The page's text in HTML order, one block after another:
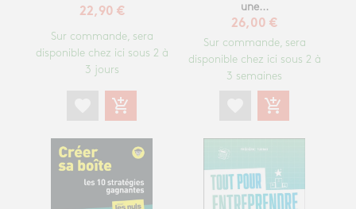
22,90 €
Sur commande, sera
disponible chez ici sous 2 à
3 jours
add_shopping_cart
une...
26,00 €
Sur commande, sera
disponible chez ici sous 2 à
3 semaines
add_shopping_cart